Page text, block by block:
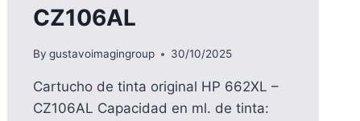
CZ106AL
By gustavoimagingroup 30/10/2025
Cartucho de tinta original HP 662XL –
CZ106AL Capacidad en ml. de tinta: